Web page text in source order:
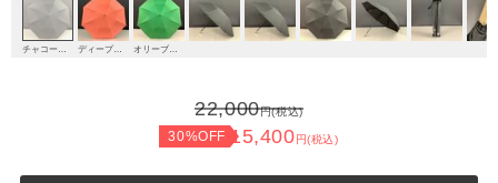
22,000円(税込)
30%OFF 15,400円(税込)